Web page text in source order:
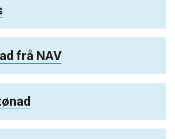
frå NAV